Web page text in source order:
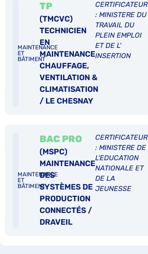
MAINTENANCE
ET
BÂTIMENT
TP
(TMCVC)
TECHNICIEN
EN
MAINTENANCE
CHAUFFAGE,
VENTILATION &
CLIMATISATION
/ LE CHESNAY
CERTIFICATEUR
: MINISTERE DU
TRAVAIL DU
PLEIN EMPLOI
ET DE L'
INSERTION
MAINTENANCE
ET
BÂTIMENT
BAC PRO
(MSPC)
MAINTENANCE
DES
SYSTÈMES DE
PRODUCTION
CONNECTÉS /
DRAVEIL
CERTIFICATEUR
: MINISTERE DE
L'EDUCATION
NATIONALE ET
DE LA
JEUNESSE